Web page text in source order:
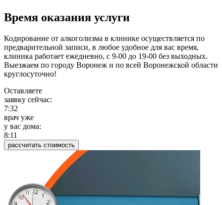
Время оказания услуги
Кодирование от алкоголизма в клинике осуществляется по
предварительной записи, в любое удобное для вас время,
клиника работает ежедневно, с 9-00 до 19-00 без выходных.
Выезжаем по городу Воронеж и по всей Воронежской области
круглосуточно!
Оставляете
заявку сейчас:
7:32
врач уже
у вас дома:
8:11
рассчитать стоимость